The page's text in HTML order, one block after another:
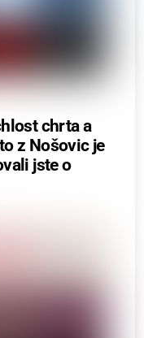
chrta a
z Nošovic je
jste o